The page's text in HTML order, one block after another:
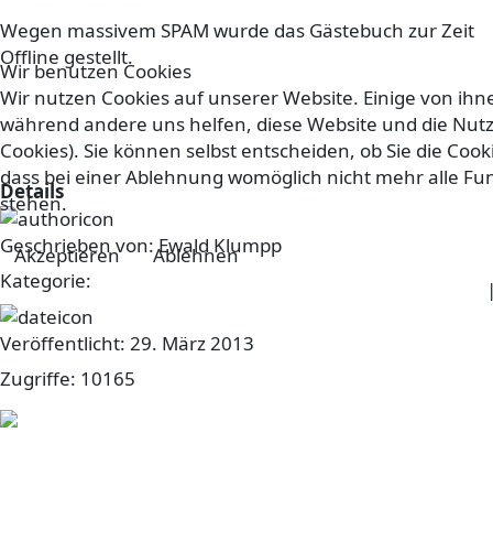
Wegen massivem SPAM wurde das Gästebuch zur Zeit
Offline gestellt.
Der Männerchor trauert um einen
aktiven Sänger
Details
Geschrieben von:Ewald Klumpp
Kategorie:
Veröffentlicht: 29. März 2013
Zugriffe: 10165
Wir benutzen Cookies
Wir nutzen Cookies auf unserer Website. Einige von
während andere uns helfen, diese Website und die
Cookies). Sie können selbst entscheiden, ob Sie die
dass bei einer Ablehnung womöglich nicht mehr alle
stehen.
Akzeptieren
Ablehnen